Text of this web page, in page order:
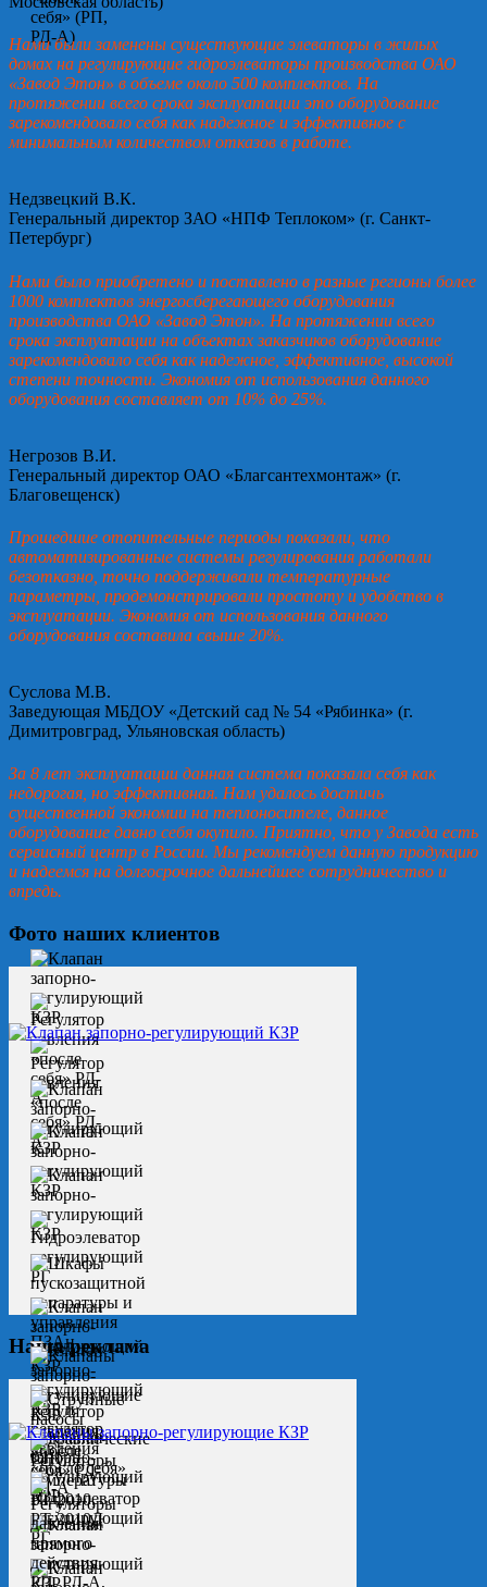
Нами были заменены существующие элеваторы в жилых
домах на регулирующие гидроэлеваторы производства ОАО
«Завод Этон» в объеме около 500 комплектов. На
протяжении всего срока эксплуатации это оборудование
зарекомендовало себя как надежное и эффективное с
минимальным количеством отказов в работе.
Недзвецкий В.К.
Генеральный директор ЗАО «НПФ Теплоком» (г. Санкт-
Петербург)
Нами было приобретено и поставлено в разные регионы более
1000 комплектов энергосберегающего оборудования
производства ОАО «Завод Этон». На протяжении всего
срока эксплуатации на объектах заказчиков оборудование
зарекомендовало себя как надежное, эффективное, высокой
степени точности. Экономия от использования данного
оборудования составляет от 10% до 25%.
Негрозов В.И.
Генеральный директор ОАО «Благсантехмонтаж» (г.
Благовещенск)
Прошедшие отопительные периоды показали, что
автоматизированные системы регулирования работали
безотказно, точно поддерживали температурные
параметры, продемонстрировали простоту и удобство в
эксплуатации. Экономия от использования данного
оборудования составила свыше 20%.
Суслова М.В.
Заведующая МБДОУ «Детский сад № 54 «Рябинка» (г.
Димитровград, Ульяновская область)
За 8 лет эксплуатации данная система показала себя как
недорогая, но эффективная. Нам удалось достичь
существенной экономии на теплоносителе, данное
оборудование давно себя окупило. Приятно, что у Завода есть
сервисный центр в России. Мы рекомендуем данную продукцию
и надеемся на долгосрочное дальнейшее сотрудничество и
впредь.
Фото наших клиентов
Наша реклама